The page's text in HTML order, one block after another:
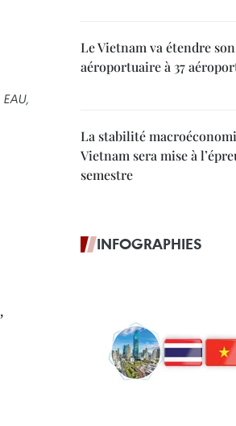
Le Vietnam va étendre
aéroportuaire à 37
La stabilité
Vietnam sera mise à
semestre
INFOGRAPHIES